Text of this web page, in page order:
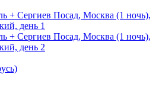
+ Сергиев Посад, Москва (1 ночь),
день 1
+ Сергиев Посад, Москва (1 ночь),
день 2